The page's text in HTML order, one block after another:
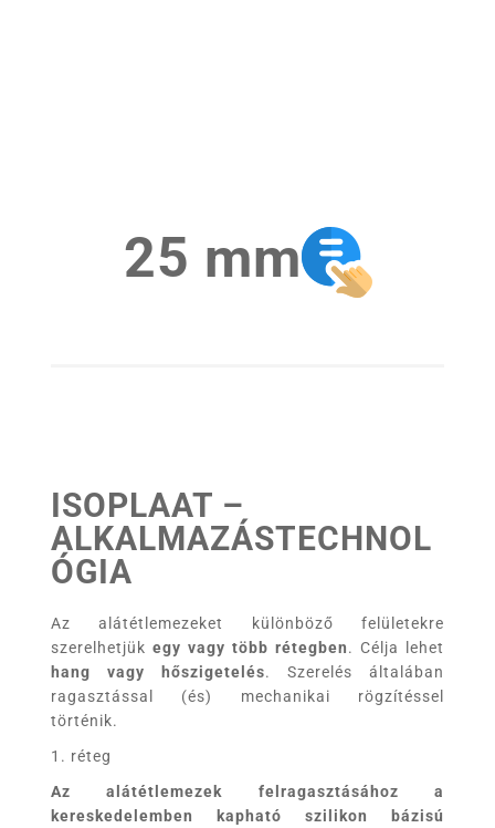
25 mm
ISOPLAAT –
ALKALMAZÁSTECHNOL
ÓGIA
Az alátétlemezeket különböző felületekre
szerelhetjük egy vagy több rétegben. Célja lehet
hang vagy hőszigetelés. Szerelés általában
ragasztással (és) mechanikai rögzítéssel
történik.
1. réteg
Az alátétlemezek felragasztásához a
kereskedelemben kapható szilikon bázisú